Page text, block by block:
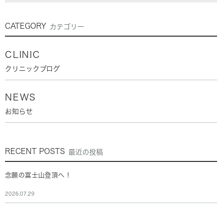
CATEGORY カテゴリー
CLINIC
クリニックブログ
NEWS
お知らせ
RECENT POSTS 最近の投稿
念願の富士山登頂へ！
2026.07.29